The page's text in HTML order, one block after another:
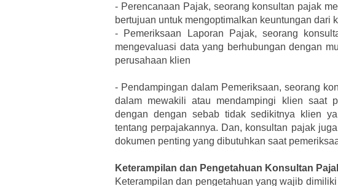
- Perencanaan Pajak, seorang konsultan pajak
bertujuan untuk mengoptimalkan keuntungan dari
-
Pemeriksaan Laporan Pajak, seorang
mengevaluasi data yang berhubungan dengan
perusahaan klien
- Pendampingan dalam Pemeriksaan, seorang
dalam mewakili atau mendampingi klien saat
dengan dengan sebab tidak sedikitnya klien
tentang perpajakannya. Dan, konsultan pajak
dokumen penting yang dibutuhkan saat
Keterampilan dan Pengetahuan Konsultan
Keterampilan dan pengetahuan yang wajib